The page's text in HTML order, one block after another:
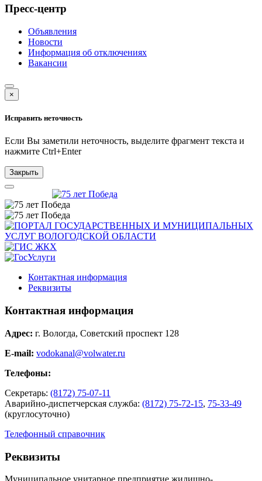
Пресс-центр
Объявления
Новости
Информация об отключениях
Вакансии
×
Исправить неточность
Если Вы заметили неточность, выделите фрагмент текста и
нажмите Ctrl+Enter
Закрыть
Контактная информация
Реквизиты
Контактная информация
Адрес: г. Вологда, Советский проспект 128
E-mail: vodokanal@volwater.ru
Телефоны:
Секретарь: (8172) 75-07-11
Аварийно-диспетчерская служба: (8172) 75-72-15, 75-33-49
(круглосуточно)
Телефонный справочник
Реквизиты